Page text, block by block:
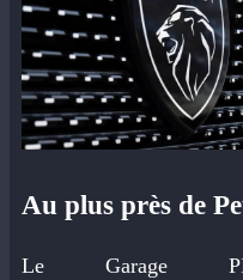
Au plus près de
Le Garage